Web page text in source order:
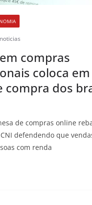
compras
coloca
compra dos
de compras online
defendendo que
com renda